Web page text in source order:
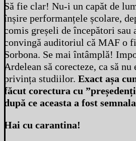
Să fie clar! Nu-i un capăt de
înșire performanțele școlare,
comis greșeli de începători sau
convingă auditoriul că MAF o
Sorbona. Se mai întâmplă!
Ardelean să corecteze, ca să
privința studiilor. Exact așa
făcut corectura cu
după ce aceasta a fost
Hai cu carantina!